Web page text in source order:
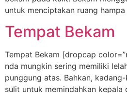
untuk menciptakan ruang
Tempat Bekam
Tempat Bekam [dropcap
nda mungkin sering memiliki
punggung atas. Bahkan,
sulit untuk memindahkan kepala